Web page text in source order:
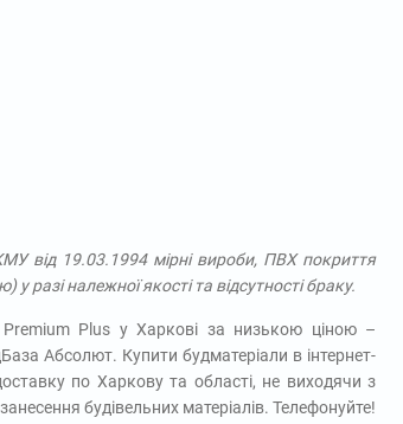
від 19.03.1994 мірні вироби, ПВХ покриття
разі належної якості та відсутності браку.
Plus у Харкові за низькою ціною –
Абсолют. Купити будматеріали в інтернет-
по Харкову та області, не виходячи з
будівельних матеріалів. Телефонуйте!